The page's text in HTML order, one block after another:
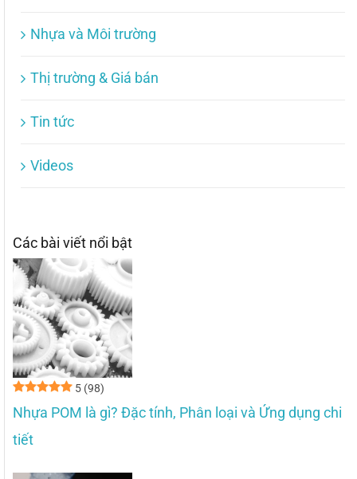
Nhựa và Môi trường
Thị trường & Giá bán
Tin tức
Videos
Các bài viết nổi bật
5 (98)
Nhựa POM là gì? Đặc tính, Phân loại và Ứng dụng chi
tiết